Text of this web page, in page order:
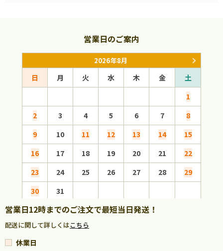
営業日のご案内
2026年8月
日 月 火 水 木 金
土
1
2
3 4 5 6 7
8
9
10 11 12 13 14
15
16
17 18 19 20 21
22
23
24 25 26 27 28
29
30
31
営業日12時までのご注文で最短当日発送！
配送に関して詳しくはこちら
休業日